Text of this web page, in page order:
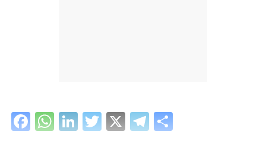
Facebook
WhatsApp
LinkedIn
Twitter
X Telegram